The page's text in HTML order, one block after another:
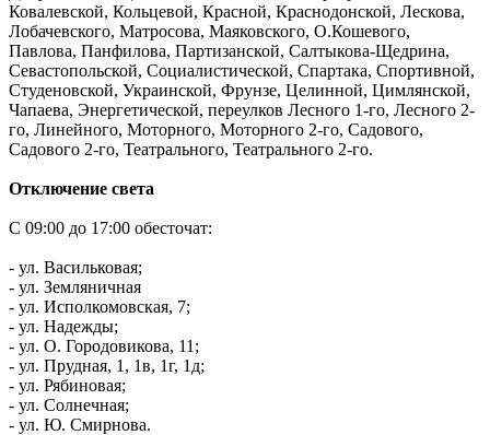
Ковалевской, Кольцевой, Красной, Краснодонской, Лескова,
Лобачевского, Матросова, Маяковского, О.Кошевого,
Павлова, Панфилова, Партизанской, Салтыкова-Щедрина,
Севастопольской, Социалистической, Спартака, Спортивной,
Студеновской, Украинской, Фрунзе, Целинной, Цимлянской,
Чапаева, Энергетической, переулков Лесного 1-го, Лесного 2-
го, Линейного, Моторного, Моторного 2-го, Садового,
Садового 2-го, Театрального, Театрального 2-го.
Отключение света
С 09:00 до 17:00 обесточат:
- ул. Васильковая;
- ул. Земляничная
- ул. Исполкомовская, 7;
- ул. Надежды;
- ул. О. Городовикова, 11;
- ул. Прудная, 1, 1в, 1г, 1д;
- ул. Рябиновая;
- ул. Солнечная;
- ул. Ю. Смирнова.